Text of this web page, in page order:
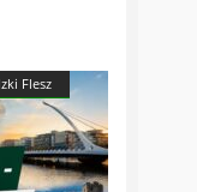
Flesz